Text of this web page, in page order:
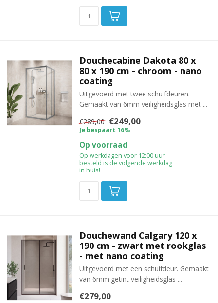
Douchecabine Dakota 80 x
80 x 190 cm - chroom - nano
coating
Uitgevoerd met twee schuifdeuren.
Gemaakt van 6mm veiligheidsglas met ...
€289,00 €249,00
Je bespaart 16%
Op voorraad
Op werkdagen voor 12:00 uur
besteld is de volgende werkdag
in huis!
Douchewand Calgary 120 x
190 cm - zwart met rookglas
- met nano coating
Uitgevoerd met een schuifdeur. Gemaakt
van 6mm getint veiligheidsglas ...
€279,00